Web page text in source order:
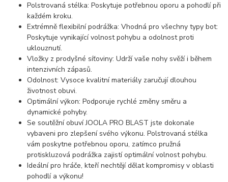
Polstrovaná stélka: Poskytuje potřebnou oporu a pohodlí při
každém kroku.
Extrémně flexibilní podrážka: Vhodná pro všechny typy bot:
Poskytuje vynikající volnost pohybu a odolnost proti
uklouznutí.
Vložky z prodyšné síťoviny: Udrží vaše nohy svěží i během
intenzivních zápasů.
Odolnost: Vysoce kvalitní materiály zaručují dlouhou
životnost obuvi.
Optimální výkon: Podporuje rychlé změny směru a
dynamické pohyby.
Se soutěžní obuví JOOLA PRO BLAST jste dokonale
vybaveni pro zlepšení svého výkonu. Polstrovaná stélka
vám poskytne potřebnou oporu, zatímco pružná
protiskluzová podrážka zajistí optimální volnost pohybu.
Ideální pro hráče, kteří nechtějí dělat kompromisy v oblasti
pohodlí a výkonu!